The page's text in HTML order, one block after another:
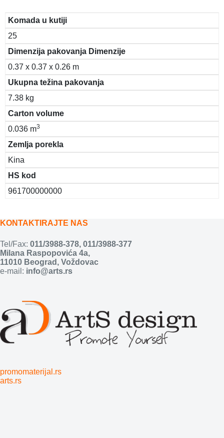
Komada u kutiji
25
Dimenzija pakovanja Dimenzije
0.37 x 0.37 x 0.26 m
Ukupna težina pakovanja
7.38 kg
Carton volume
0.036 m3
Zemlja porekla
Kina
HS kod
961700000000
KONTAKTIRAJTE NAS
Tel/Fax: 011/3988-378, 011/3988-377
Milana Raspopovića 4a,
11010 Beograd, Voždovac
e-mail: info@arts.rs
promomaterijal.rs
arts.rs